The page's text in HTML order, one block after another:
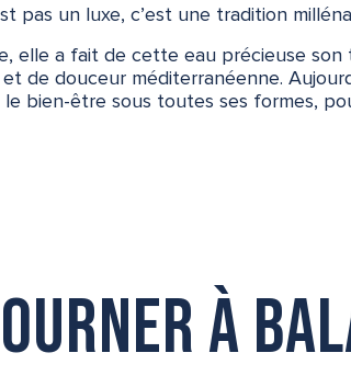
pas un luxe, c’est une tradition
elle a fait de cette eau précieuse
de douceur méditerranéenne.
le bien-être sous toutes ses formes,
à